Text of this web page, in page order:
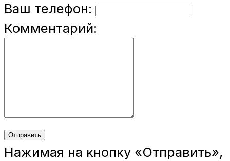
Ваш телефон:
Комментарий:
Отправить
Нажимая на кнопку «Отправить»,